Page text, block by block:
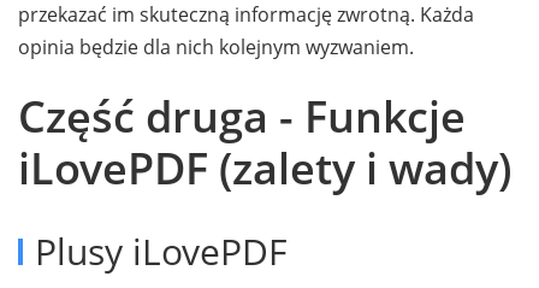
przekazać im skuteczną informację zwrotną. Każda
opinia będzie dla nich kolejnym wyzwaniem.
Część druga - Funkcje
iLovePDF (zalety i wady)
Plusy iLovePDF